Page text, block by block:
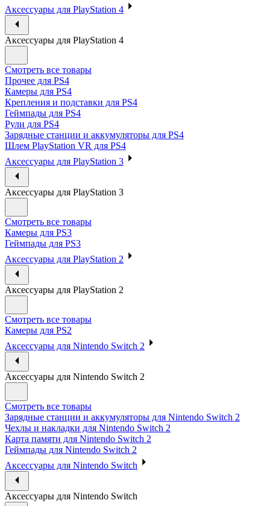
Аксессуары для PlayStation 4
Аксессуары для PlayStation 4
Смотреть все товары
Прочее для PS4
Камеры для PS4
Крепления и подставки для PS4
Геймпады для PS4
Рули для PS4
Зарядные станции и аккумуляторы для PS4
Шлем PlayStation VR для PS4
Аксессуары для PlayStation 3
Аксессуары для PlayStation 3
Смотреть все товары
Камеры для PS3
Геймпады для PS3
Аксессуары для PlayStation 2
Аксессуары для PlayStation 2
Смотреть все товары
Камеры для PS2
Аксессуары для Nintendo Switch 2
Аксессуары для Nintendo Switch 2
Смотреть все товары
Зарядные станции и аккумуляторы для Nintendo Switch 2
Чехлы и накладки для Nintendo Switch 2
Карта памяти для Nintendo Switch 2
Геймпады для Nintendo Switch 2
Аксессуары для Nintendo Switch
Аксессуары для Nintendo Switch